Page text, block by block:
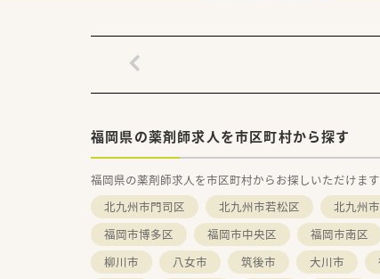
福岡県の薬剤師求人を市区町村から探す
福岡県の薬剤師求人を市区町村からお探しいただけます
北九州市門司区
北九州市若松区 北九州
福岡市博多区
福岡市中央区 福岡市南区
柳川市
八女市 筑後市 大川市